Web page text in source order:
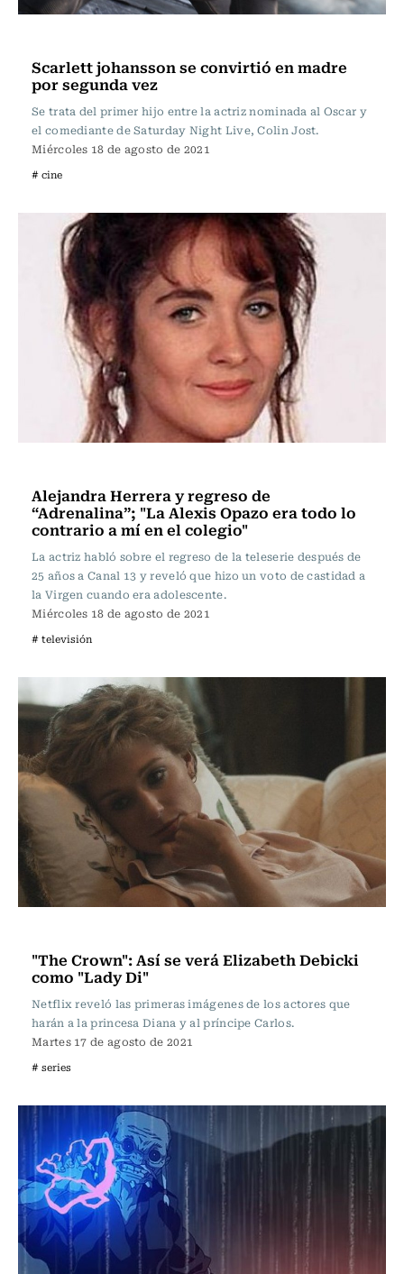
Scarlett johansson se convirtió en madre
por segunda vez
Se trata del primer hijo entre la actriz nominada al Oscar y
el comediante de Saturday Night Live, Colin Jost.
Miércoles 18 de agosto de 2021
# cine
Alejandra Herrera y regreso de
“Adrenalina”; "La Alexis Opazo era todo lo
contrario a mí en el colegio"
La actriz habló sobre el regreso de la teleserie después de
25 años a Canal 13 y reveló que hizo un voto de castidad a
la Virgen cuando era adolescente.
Miércoles 18 de agosto de 2021
# televisión
"The Crown": Así se verá Elizabeth Debicki
como "Lady Di"
Netflix reveló las primeras imágenes de los actores que
harán a la princesa Diana y al príncipe Carlos.
Martes 17 de agosto de 2021
# series